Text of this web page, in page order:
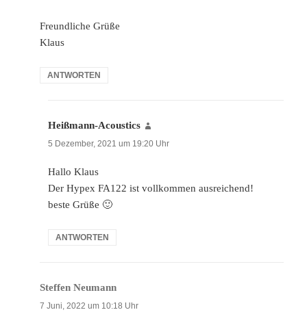
Freundliche Grüße
Klaus
ANTWORTEN
Heißmann-Acoustics
5 Dezember, 2021 um 19:20 Uhr
Hallo Klaus
Der Hypex FA122 ist vollkommen ausreichend!
beste Grüße 🙂
ANTWORTEN
Steffen Neumann
7 Juni, 2022 um 10:18 Uhr